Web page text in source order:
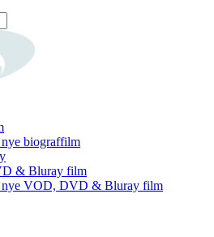
biograffilm
& Bluray film
nye VOD, DVD & Bluray film